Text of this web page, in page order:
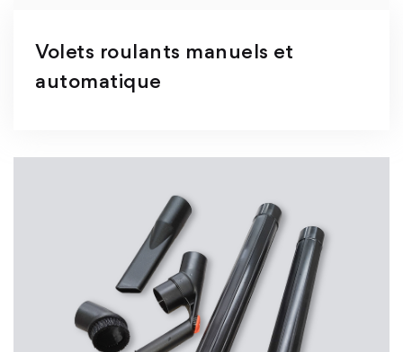
Volets roulants manuels et
automatique